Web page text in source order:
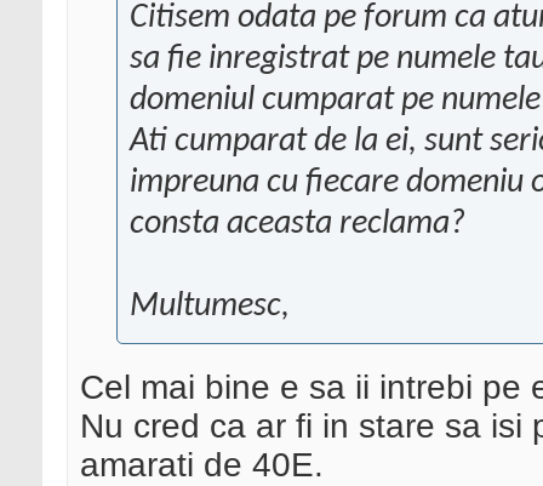
Citisem odata pe forum ca
sa fie inregistrat pe numele
domeniul cumparat pe
Ati cumparat de la ei, sunt
impreuna cu fiecare domeniu
consta aceasta reclama?
Multumesc,
Cel mai bine e sa ii intrebi pe
Nu cred ca ar fi in stare sa isi
amarati de 40E.